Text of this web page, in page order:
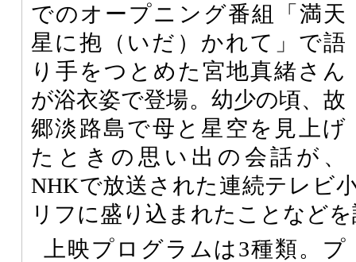
でのオープニング番組「満天
星に抱（いだ）かれて」で語
り手をつとめた宮地真緒さん
が浴衣姿で登場。幼少の頃、故
郷淡路島で母と星空を見上げ
たときの思い出の会話が、
NHKで放送された連続テレビ
リフに盛り込まれたことなど
上映プログラムは3種類。プ